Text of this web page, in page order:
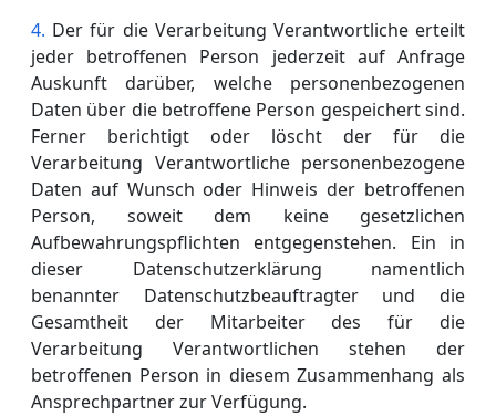
Der für die Verarbeitung Verantwortliche erteilt
jeder betroffenen Person jederzeit auf Anfrage
Auskunft darüber, welche personenbezogenen
Daten über die betroffene Person gespeichert sind.
Ferner berichtigt oder löscht der für die
Verarbeitung Verantwortliche personenbezogene
Daten auf Wunsch oder Hinweis der betroffenen
Person, soweit dem keine gesetzlichen
Aufbewahrungspflichten entgegenstehen. Ein in
dieser Datenschutzerklärung namentlich
benannter Datenschutzbeauftragter und die
Gesamtheit der Mitarbeiter des für die
Verarbeitung Verantwortlichen stehen der
betroffenen Person in diesem Zusammenhang als
Ansprechpartner zur Verfügung.